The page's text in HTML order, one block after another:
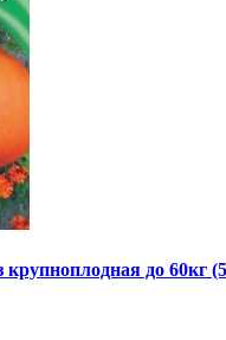
до 60кг